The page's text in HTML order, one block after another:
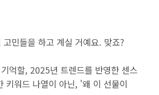
민들을 하고 계실 거예요. 맞죠?
억할, 2025년 트렌드를 반영한 센스
키워드 나열이 아닌, '왜 이 선물이